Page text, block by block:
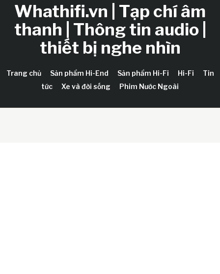
Whathifi.vn | Tạp chí âm
thanh | Thông tin audio |
thiết bị nghe nhìn
Trang chủ Sản phẩm Hi-End Sản phẩm Hi-Fi Hi-Fi
Tin
tức
Xe và đời sống Phim Nước Ngoài